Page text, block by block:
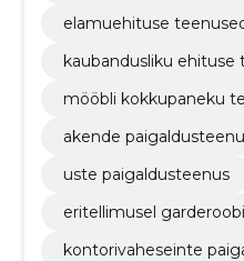
elamuehituse
kaubandusliku ehituse
mööbli kokkupaneku
akende
uste paigaldusteenus
eritellimusel
kontorivaheseinte